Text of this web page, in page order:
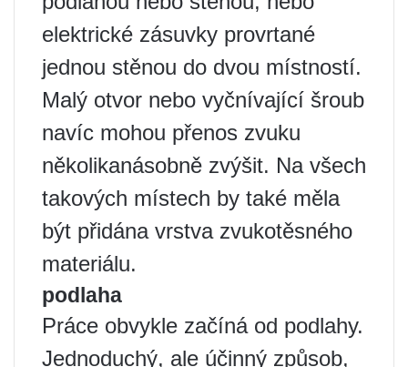
elektrické zásuvky provrtané
jednou stěnou do dvou místností.
Malý otvor nebo vyčnívající šroub
navíc mohou přenos zvuku
několikanásobně zvýšit. Na všech
takových místech by také měla
být přidána vrstva zvukotěsného
materiálu.
podlaha
Práce obvykle začíná od podlahy.
Jednoduchý, ale účinný způsob,